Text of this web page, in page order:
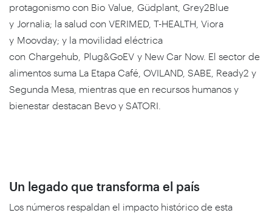
protagonismo con Bio Value, Güdplant, Grey2Blue
y Jornalia; la salud con VERIMED, T-HEALTH, Viora
y Moovday; y la movilidad eléctrica
con Chargehub, Plug&GoEV y New Car Now. El sector de
alimentos suma La Etapa Café, OVILAND, SABE, Ready2 y
Segunda Mesa, mientras que en recursos humanos y
bienestar destacan Bevo y SATORI.
Un legado que transforma el país
Los números respaldan el impacto histórico de esta